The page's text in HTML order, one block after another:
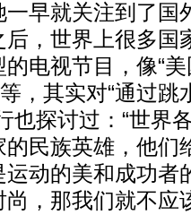
早就关注到了国
，世界上很多国
电视节目，像“
，其实对“通过
也探讨过：“世界
民族英雄，他们
动的美和成功者
，那我们就不应